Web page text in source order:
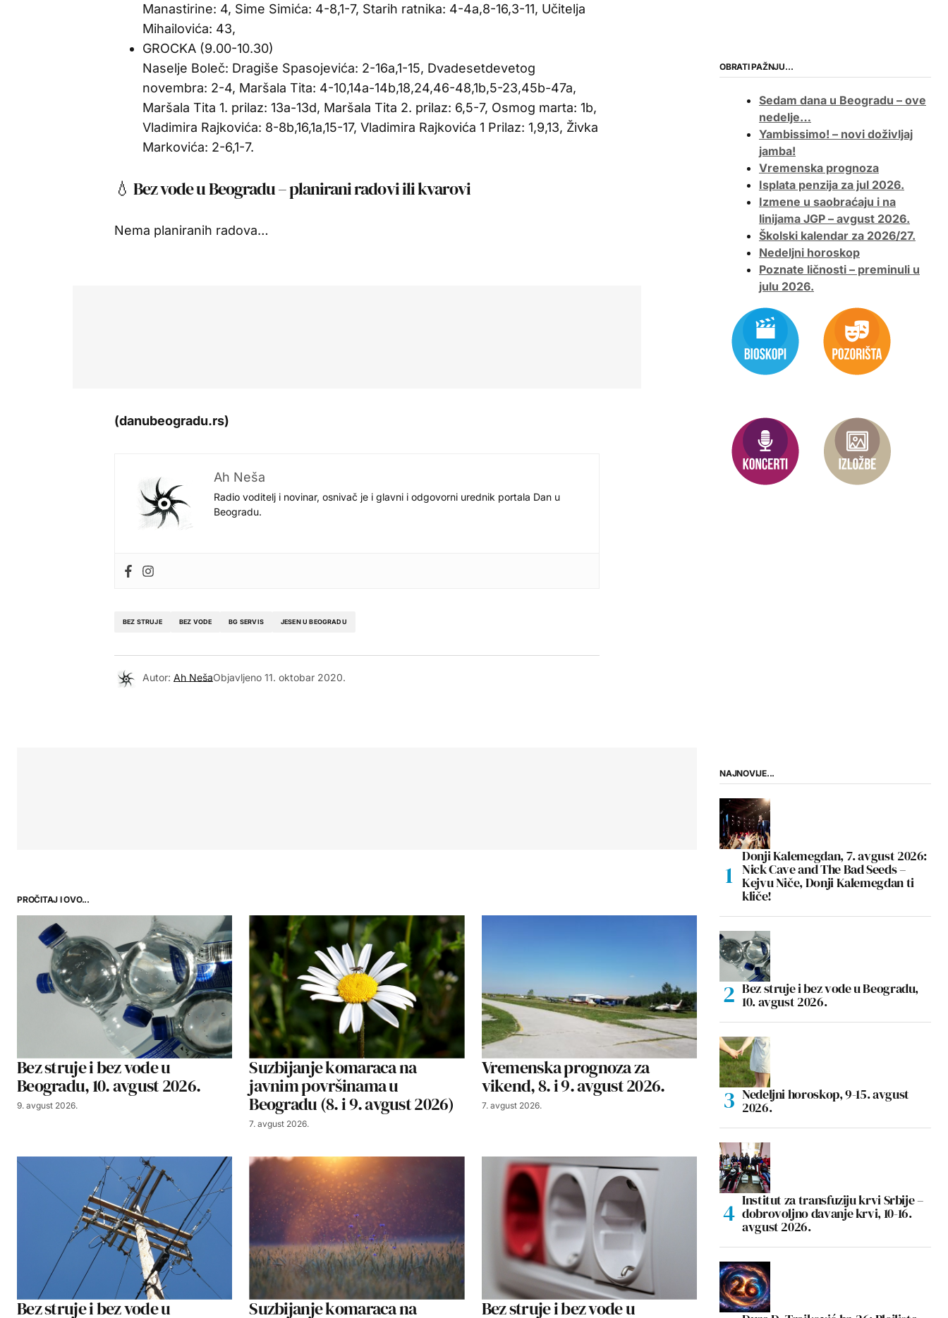
Manastirine: 4, Sime Simića: 4-8,1-7, Starih ratnika: 4-4a,8-16,3-11, Učitelja
Mihailovića: 43,
GROCKA (9.00-10.30)
Naselje Boleč: Dragiše Spasojevića: 2-16a,1-15, Dvadesetdevetog
novembra: 2-4, Maršala Tita: 4-10,14a-14b,18,24,46-48,1b,5-23,45b-47a,
Maršala Tita 1. prilaz: 13a-13d, Maršala Tita 2. prilaz: 6,5-7, Osmog marta: 1b,
Vladimira Rajkovića: 8-8b,16,1a,15-17, Vladimira Rajkovića 1 Prilaz: 1,9,13, Živka
Markovića: 2-6,1-7.
💧 Bez vode u Beogradu – planirani radovi ili kvarovi
Nema planiranih radova…
(danubeogradu.rs)
Ah Neša
Radio voditelj i novinar, osnivač je i glavni i odgovorni urednik portala Dan u
Beogradu.
BEZ STRUJE BEZ VODE BG SERVIS JESEN U BEOGRADU
Autor: Ah NešaObjavljeno 11. oktobar 2020.
PROČITAJ I OVO...
Bez struje i bez vode u
Beogradu, 10. avgust 2026.
9. avgust 2026.
Suzbijanje komaraca na
javnim površinama u
Beogradu (8. i 9. avgust 2026)
7. avgust 2026.
Vremenska prognoza za
vikend, 8. i 9. avgust 2026.
7. avgust 2026.
Bez struje i bez vode u Suzbijanje komaraca na Bez struje i bez vode u
OBRATI PAŽNJU…
Sedam dana u Beogradu – ove
nedelje…
Yambissimo! – novi doživljaj
jamba!
Vremenska prognoza
Isplata penzija za jul 2026.
Izmene u saobraćaju i na
linijama JGP – avgust 2026.
Školski kalendar za 2026/27.
Nedeljni horoskop
Poznate ličnosti – preminuli u
julu 2026.
NAJNOVIJE...
Donji Kalemegdan, 7. avgust 2026:
Nick Cave and The Bad Seeds –
Kejvu Niče, Donji Kalemegdan ti
kliče!
Bez struje i bez vode u Beogradu,
10. avgust 2026.
Nedeljni horoskop, 9-15. avgust
2026.
Institut za transfuziju krvi Srbije –
dobrovoljno davanje krvi, 10-16.
avgust 2026.